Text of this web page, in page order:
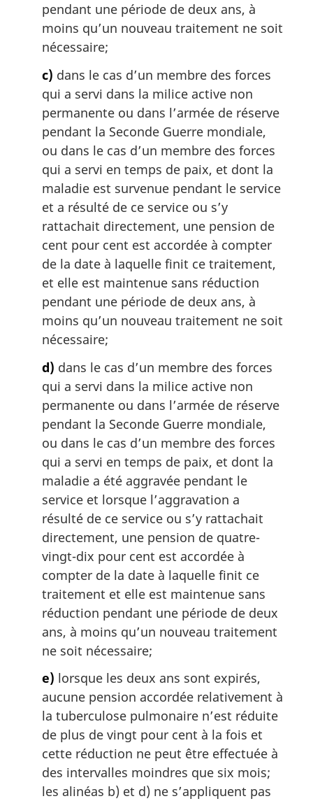
pendant une période de deux ans, à
moins qu’un nouveau traitement ne soit
nécessaire;
c) dans le cas d’un membre des forces
qui a servi dans la milice active non
permanente ou dans l’armée de réserve
pendant la Seconde Guerre mondiale,
ou dans le cas d’un membre des forces
qui a servi en temps de paix, et dont la
maladie est survenue pendant le service
et a résulté de ce service ou s’y
rattachait directement, une pension de
cent pour cent est accordée à compter
de la date à laquelle finit ce traitement,
et elle est maintenue sans réduction
pendant une période de deux ans, à
moins qu’un nouveau traitement ne soit
nécessaire;
d) dans le cas d’un membre des forces
qui a servi dans la milice active non
permanente ou dans l’armée de réserve
pendant la Seconde Guerre mondiale,
ou dans le cas d’un membre des forces
qui a servi en temps de paix, et dont la
maladie a été aggravée pendant le
service et lorsque l’aggravation a
résulté de ce service ou s’y rattachait
directement, une pension de quatre-
vingt-dix pour cent est accordée à
compter de la date à laquelle finit ce
traitement et elle est maintenue sans
réduction pendant une période de deux
ans, à moins qu’un nouveau traitement
ne soit nécessaire;
e) lorsque les deux ans sont expirés,
aucune pension accordée relativement à
la tuberculose pulmonaire n’est réduite
de plus de vingt pour cent à la fois et
cette réduction ne peut être effectuée à
des intervalles moindres que six mois;
les alinéas b) et d) ne s’appliquent pas